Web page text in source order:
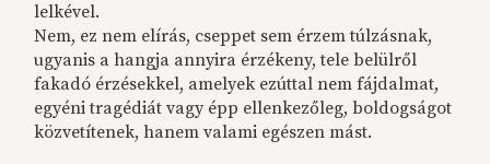
lelkével.
Nem, ez nem elírás, cseppet sem érzem túlzásnak,
ugyanis a hangja annyira érzékeny, tele belülről
fakadó érzésekkel, amelyek ezúttal nem fájdalmat,
egyéni tragédiát vagy épp ellenkezőleg, boldogságot
közvetítenek, hanem valami egészen mást.